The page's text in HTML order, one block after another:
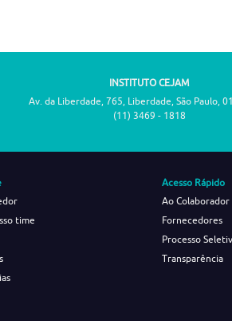
INSTITUTO CEJAM
Av. da Liberdade, 765, Liberdade, São Paulo,
(11) 3469 - 1818
time
Acesso Rápido
Ao Colaborador
Fornecedores
Processo
Transparência